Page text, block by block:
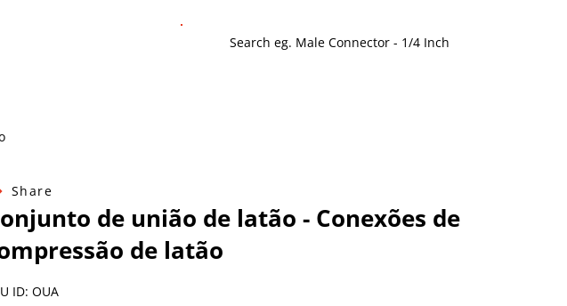
Share
de união de latão - Conexões de
de latão
ID: OUA